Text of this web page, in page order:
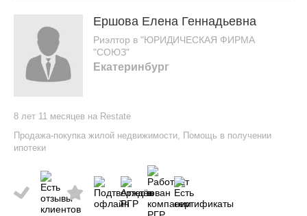
Ершова Елена Геннадьевна
Риэлтор в "ЮРИДИЧЕСКАЯ ФИРМА
"СОЮЗ"
Екатеринбург
8 лет 11 месяцев на Restate
Продажа-покупка жилой недвижимости, Помощь в получении
ипотеки